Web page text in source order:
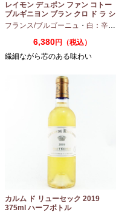
レイモン デュポン ファン コトー
ブルギニヨン ブラン クロ ド ラ シ
ャペル 2024 750ml
フランス/ブルゴーニュ ・ 白：辛口
6,380円（税込）
繊細ながら芯のある味わい
カルム ド リューセック 2019
375ml ハーフボトル